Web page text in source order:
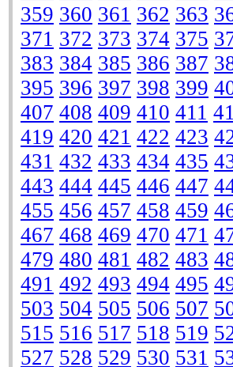
359 360 361 362 363
371 372 373 374 375
383 384 385 386 387
395 396 397 398 399
407 408 409 410 411
419 420 421 422 423
431 432 433 434 435
443 444 445 446 447
455 456 457 458 459
467 468 469 470 471
479 480 481 482 483
491 492 493 494 495
503 504 505 506 507
515 516 517 518 519
527 528 529 530 531